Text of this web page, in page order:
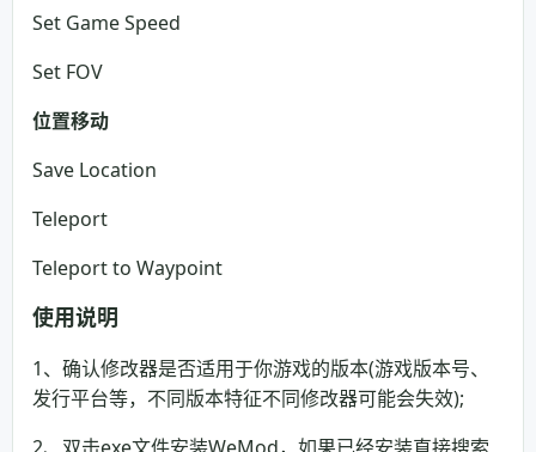
Set Game Speed
Set FOV
位置移动
Save Location
Teleport
Teleport to Waypoint
使用说明
1、确认修改器是否适用于你游戏的版本(游戏版本号、
发行平台等，不同版本特征不同修改器可能会失效);